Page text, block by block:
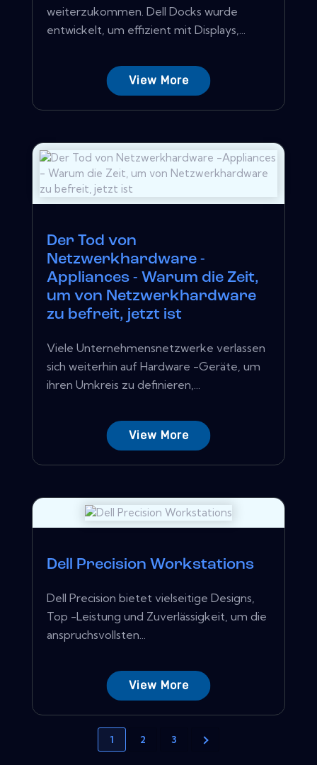
weiterzukommen. Dell Docks wurde
entwickelt, um effizient mit Displays,...
View More
Der Tod von
Netzwerkhardware -
Appliances - Warum die Zeit,
um von Netzwerkhardware
zu befreit, jetzt ist
Viele Unternehmensnetzwerke verlassen
sich weiterhin auf Hardware -Geräte, um
ihren Umkreis zu definieren,...
View More
Dell Precision Workstations
Dell Precision bietet vielseitige Designs,
Top -Leistung und Zuverlässigkeit, um die
anspruchsvollsten...
View More
1 2 3